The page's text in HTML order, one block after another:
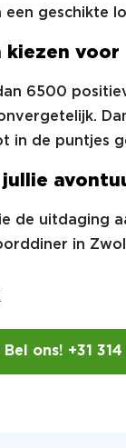
een geschikte
kiezen voor
6500
in de puntjes
jullie
de uitdaging
in
ons! +31 314